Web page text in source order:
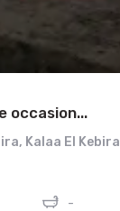
occasion...
, Kalaa El Kebira
-